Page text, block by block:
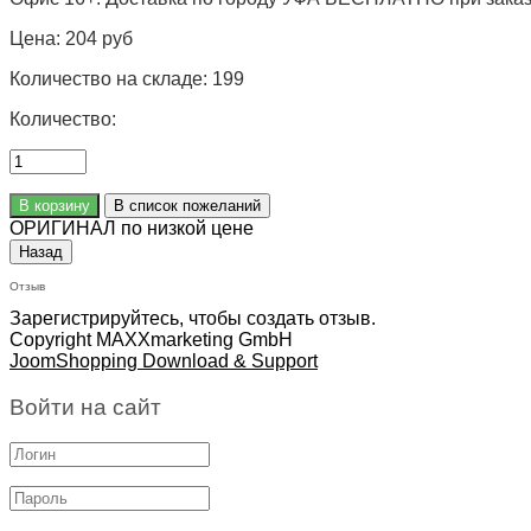
Цена: 204 руб
Количество на складе: 199
Количество:
ОРИГИНАЛ по низкой цене
Отзыв
Зарегистрируйтесь, чтобы создать отзыв.
Copyright MAXXmarketing GmbH
JoomShopping Download & Support
Войти на сайт